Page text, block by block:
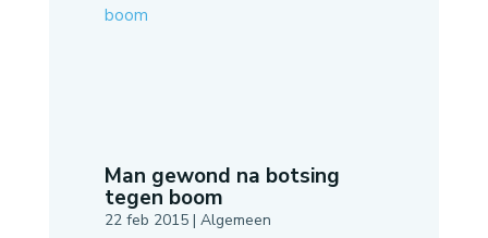
Man gewond na botsing
tegen boom
22 feb 2015| Algemeen